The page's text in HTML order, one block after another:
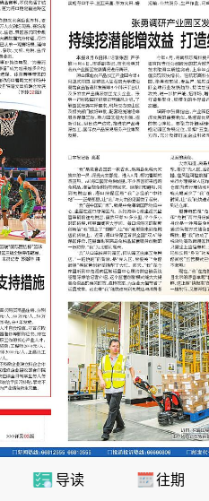
导读 往期